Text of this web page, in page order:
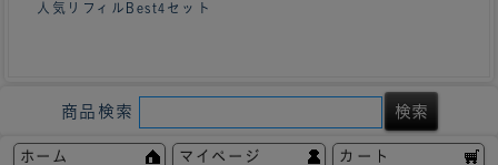
人気リフィルBest4セット
商品検索
ホーム マイページ カート